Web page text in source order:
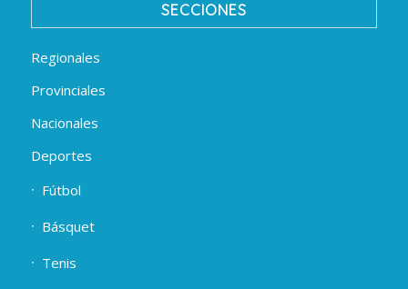
SECCIONES
Regionales
Provinciales
Nacionales
Deportes
Fútbol
Básquet
Tenis